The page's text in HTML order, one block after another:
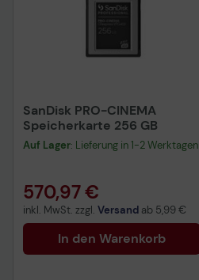
SanDisk PRO-CINEMA
Speicherkarte 256 GB
Auf Lager: Lieferung in 1-2 Werktagen
570,97 €
inkl. MwSt. zzgl. Versand ab 5,99 €
In den Warenkorb